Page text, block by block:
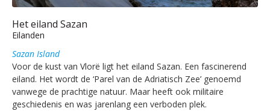
Het eiland Sazan
Eilanden
Sazan Island
Voor de kust van Vlorë ligt het eiland Sazan. Een fascinerend
eiland. Het wordt de ‘Parel van de Adriatisch Zee’ genoemd
vanwege de prachtige natuur. Maar heeft ook militaire
geschiedenis en was jarenlang een verboden plek.